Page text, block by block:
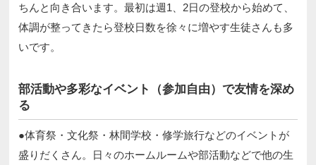
ちんと向き合います。最初は週1、2日の登校から始めて、
体調が整ってきたら登校日数を徐々に増やす生徒さんも多
いです。​
部活動や多彩なイベント（参加自由）で友情を深め
る
●体育祭・文化祭・林間学校・修学旅行などのイベントが
盛りだくさん。日々のホームルームや部活動などで他の生